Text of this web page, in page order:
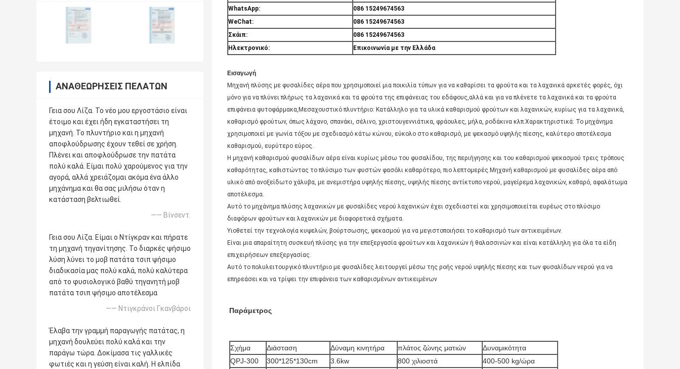
ΑΝΑΘΕΩΡΉΣΕΙΣ ΠΕΛΑΤΏΝ
Γεια σου Λίζα. Το νέο μου εργοστάσιο είναι
έτοιμο και έχει ήδη εγκαταστήσει τη
μηχανή. Το πλυντήριο και η μηχανή
αποφλούδρωσης έχουν τεθεί σε χρήση.
Πλένει και αποφλούδρωσε την πατάτα
πολύ καλά. Είμαι πολύ χαρούμενος για την
αγορά, αλλά χρειάζομαι ακόμα ένα άλλο
μηχάνημα και θα σας μιλήσω όταν η
κατάσταση βελτιωθεί.
—— Βίνσεντ.
Γεια σου Λίζα. Είμαι ο Ντίγκραν και πήρατε
τη μηχανή τηγανίτησης. Το διαρκές ψήσιμο
λύση λύνει το μοβ πατάτα τσιπ ψήσιμο
διαδικασία μας πολύ καλά, πολύ καλύτερα
από το φυσιολογικό βαθύ τηγανητή μοβ
πατάτα τσιπ ψήσιμο αποτέλεσμα
—— Ντιγκράνοι Γκανβάροι
Έλαβα την γραμμή παραγωγής πατάτας, η
μηχανή δουλεύει πολύ καλά και την
παράγω τώρα. Δοκίμασα τις γαλλικές
φωτιές και η γεύση είναι καλή. Η ελπίδα
WhatsApp:
086 15249674563
WeChat:
086 15249674563
Σκάιπ:
086 15249674563
Ηλεκτρονικό:
Επικοινωνία με την Ελλάδα
Εισαγωγή
Μηχανή πλύσης με φυσαλίδες αέρα που χρησιμοποιεί μια ποικιλία τύπων για να καθαρίσει τα φρούτα και τα λαχανικά αρκετές φορές, όχι
μόνο για να πλύνει πλήρως τα λαχανικά και τα φρούτα της επιφάνειας του εδάφους,αλλά και για να πλένετε τα λαχανικά και τα φρούτα
επιφάνεια φυτοφάρμακα,Μεσαχουστικό πλυντήριο: Κατάλληλο για τα υλικά καθαρισμού φρούτων και λαχανικών, κυρίως για τα λαχανικά,
καθαρισμό φρούτων, όπως λάχανο, σπανάκι, σέλινο, χριστουγεννιάτικα, φράουλες, μήλα, ροδάκινα κλπ.Χαρακτηριστικά: Το μηχάνημα
χρησιμοποιεί με γωνία τόξου με σχεδιασμό κάτω κώνου, εύκολο στο καθαρισμό, με ψεκασμό υψηλής πίεσης, καλύτερο αποτέλεσμα
καθαρισμού, ευρύτερο εύρος.
Η μηχανή καθαρισμού φυσαλίδων αέρα είναι κυρίως μέσω του φυσαλίδου, της περιήγησης και του καθαρισμού ψεκασμού τρεις τρόπους
καθαρότητας, καθιστώντας το πλύσιμο των φυστών φασόλι καθαρότερο, πιο λεπτομερές.Μηχανή καθαρισμού με φυσαλίδες αέρα από
υλικό από ανοξείδωτο χάλυβα, με ανεμιστήρα υψηλής πίεσης, υψηλής πίεσης αντίκτυπο νερού, μαγείρεμα λαχανικών, καθαρό, αφαλάτωμα
αποτέλεσμα.
Αυτό το μηχάνημα πλύσης λαχανικών με φυσαλίδες νερού λαχανικών έχει σχεδιαστεί και χρησιμοποιείται ευρέως στο πλύσιμο
διαφόρων φρούτων και λαχανικών με διαφορετικά σχήματα.
Υιοθετεί την τεχνολογία κυψελών, βούρτσωσης, ψεκασμού για να μεγιστοποιήσει το καθαρισμό των αντικειμένων.
Είναι μια απαραίτητη συσκευή πλύσης για την επεξεργασία φρούτων και λαχανικών ή θαλασσινών και είναι κατάλληλη για όλα τα είδη
επιχειρήσεων επεξεργασίας.
Αυτό το πολυλειτουργικό πλυντήριο με φυσαλίδες λειτουργεί μέσω της ροής νερού υψηλής πίεσης και των φυσαλίδων νερού για να
επηρεάσει και να τρίψει την επιφάνεια των καθαρισμένων αντικειμένων
Παράμετρος
Σχήμα Διάσταση Δύναμη κινητήρα πλάτος ζώνης ματιών
Δυναμικότητα
QPJ-300
300*125*130cm 3.6kw 800 χιλιοστά
400-500 kg/ώρα